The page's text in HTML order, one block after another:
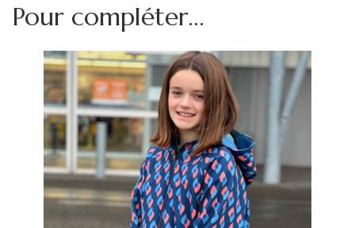
Pour compléter...